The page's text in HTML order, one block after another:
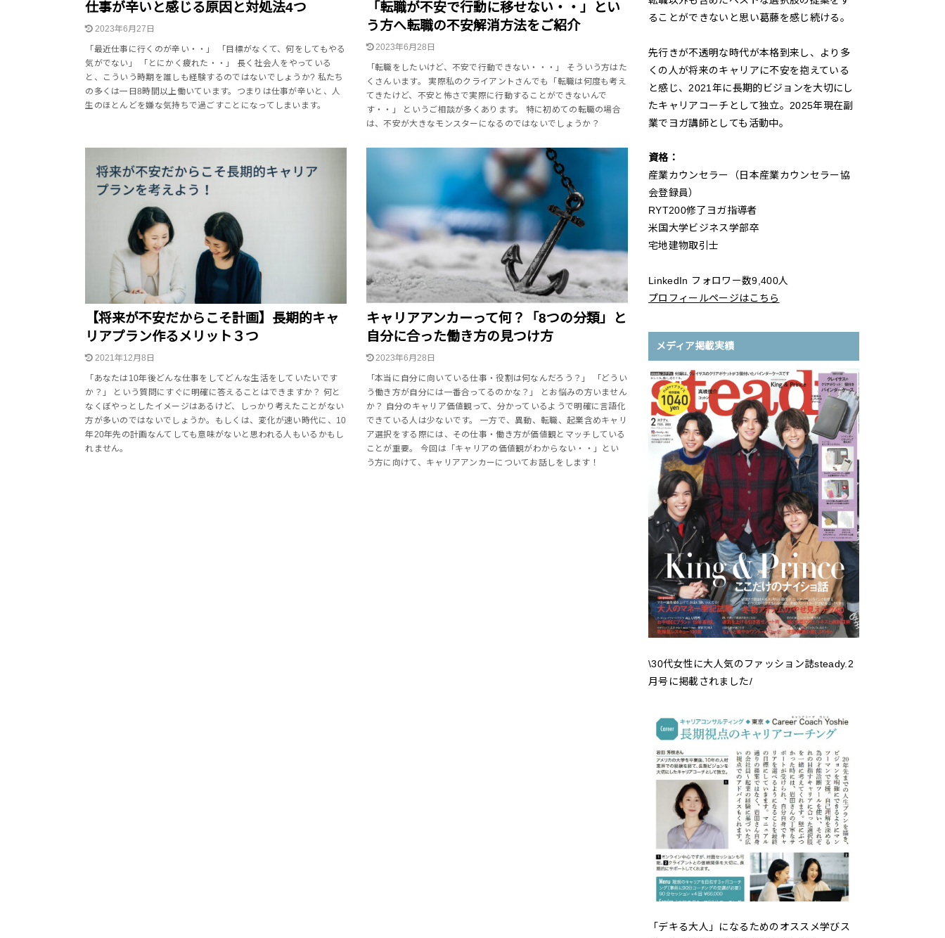
仕事が辛いと感じる原因と対処法4つ
2023年6月27日
「最近仕事に行くのが辛い・・」 「目標がなくて、何をしてもやる
気がでない」 「とにかく疲れた・・」 長く社会人をやっている
と、こういう時期を誰しも経験するのではないでしょうか? 私たち
の多くは一日8時間以上働いています。つまりは仕事が辛いと、人
生のほとんどを嫌な気持ちで過ごすことになってしまいます。
「転職が不安で行動に移せない・・」とい
う方へ転職の不安解消方法をご紹介
2023年6月28日
「転職をしたいけど、不安で行動できない・・・」 そういう方はた
くさんいます。 実際私のクライアントさんでも「転職は何度も考え
てきたけど、不安と怖さで実際に行動することができないんで
す・・」 というご相談が多くあります。 特に初めての転職の場合
は、不安が大きなモンスターになるのではないでしょうか？
【将来が不安だからこそ計画】長期的キャ
リアプラン作るメリット３つ
2021年12月8日
「あなたは10年後どんな仕事をしてどんな生活をしていたいです
か？」 という質問にすぐに明確に答えることはできますか？ 何と
なくぼやっとしたイメージはあるけど、しっかり考えたことがない
方が多いのではないでしょうか。もしくは、変化が速い時代に、10
年20年先の計画なんてしても意味がないと思われる人もいるかもし
れません。
キャリアアンカーって何？「8つの分類」と
自分に合った働き方の見つけ方
2023年6月28日
「本当に自分に向いている仕事・役割は何なんだろう？」 「どうい
う働き方が自分には一番合ってるのかな？」 とお悩みの方いません
か？ 自分のキャリア価値観って、分かっているようで明確に言語化
できている人は少ないです。 一方で、異動、転職、起業含めキャリ
ア選択をする際には、その仕事・働き方が価値観とマッチしている
ことが重要。 今回は「キャリアの価値観がわからない・・」とい
う方に向けて、キャリアアンカーについてお話しをします！
ることができないと思い葛藤を感じ続ける。
先行きが不透明な時代が本格到来し、より多
くの人が将来のキャリアに不安を抱えている
と感じ、2021年に長期的ビジョンを大切にし
たキャリアコーチとして独立。2025年現在副
業でヨガ講師としても活動中。
資格：
産業カウンセラー（日本産業カウンセラー協
会登録員）
RYT200修了ヨガ指導者
米国大学ビジネス学部卒
宅地建物取引士
LinkedIn フォロワー数9,400人
プロフィールページはこちら
メディア掲載実績
\30代女性に大人気のファッション誌steady.2
月号に掲載されました/
「デキる大人」になるためのオススメ学びス